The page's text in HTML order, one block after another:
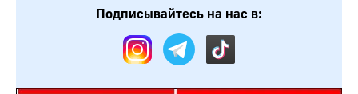
Подписывайтесь на нас в: